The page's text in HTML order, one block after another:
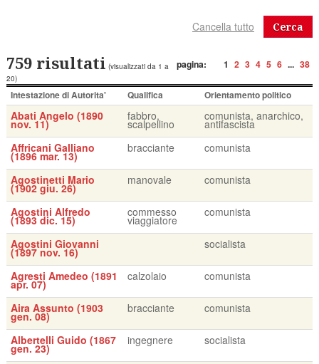
Cerca
pagina: 1 2 3 4 5 6 ... 38
759 risultati (visualizzati da 1 a
20)
Intestazione di Autorita' Qualifica Orientamento politico
Abati Angelo (1890
nov. 11)
fabbro,
scalpellino
comunista, anarchico,
antifascista
Affricani Galliano
(1896 mar. 13)
bracciante comunista
Agostinetti Mario
(1902 giu. 26)
manovale comunista
Agostini Alfredo
(1893 dic. 15)
commesso
viaggiatore
comunista
Agostini Giovanni
(1897 nov. 16)
socialista
Agresti Amedeo (1891
apr. 07)
calzolaio comunista
Aira Assunto (1903
gen. 08)
bracciante comunista
Albertelli Guido (1867
gen. 23)
ingegnere socialista